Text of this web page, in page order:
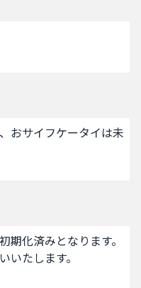
おサイフケータイは未
期化済みとなります。
いたします。